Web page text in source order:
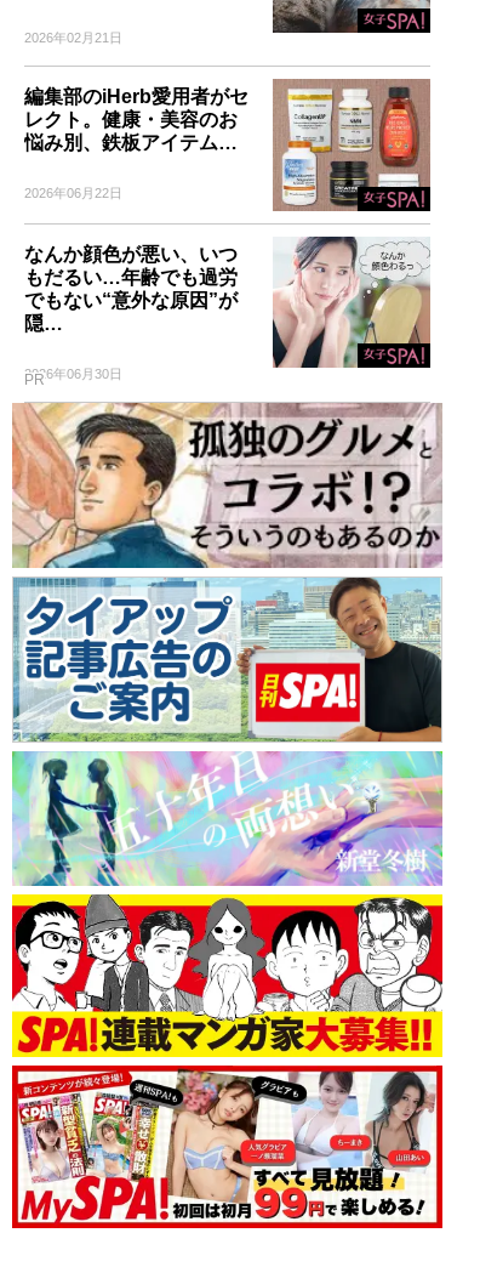
2026年02月21日
編集部のiHerb愛用者がセ
レクト。健康・美容のお
悩み別、鉄板アイテム…
2026年06月22日
なんか顔色が悪い、いつ
もだるい…年齢でも過労
でもない“意外な原因”が
隠…
2026年06月30日
PR